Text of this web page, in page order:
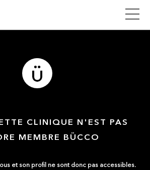
CLINIQUE N'EST PAS
MEMBRE BÜCCO
et son profil ne sont donc pas accessibles.